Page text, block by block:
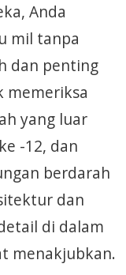
Anda
mil tanpa
dan penting
memeriksa
yang luar
-12, dan
berdarah
dan
di dalam
menakjubkan.